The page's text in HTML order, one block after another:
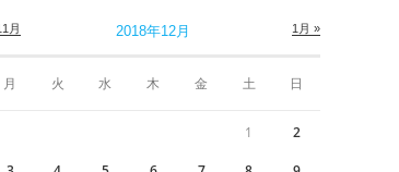
2018年12月
月 火 水 木 金 土 日
月 1月 »
1 2